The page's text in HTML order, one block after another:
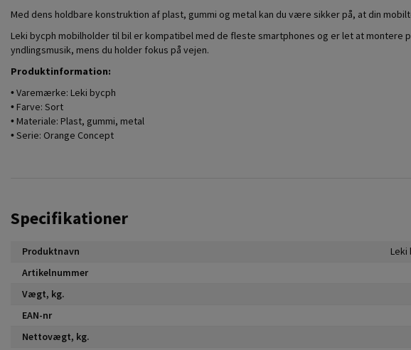
Med dens holdbare konstruktion af plast, gummi og metal kan du være sikker på, at din
Leki bycph mobilholder til bil er kompatibel med de fleste smartphones og er let at
yndlingsmusik, mens du holder fokus på vejen.
Produktinformation:
• Varemærke: Leki bycph
• Farve: Sort
• Materiale: Plast, gummi, metal
• Serie: Orange Concept
Specifikationer
Produktnavn
Artikelnummer
Vægt, kg.
EAN-nr
Nettovægt, kg.